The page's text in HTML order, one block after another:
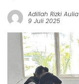
Adillah Rizki Aulia
9 Juli 2025